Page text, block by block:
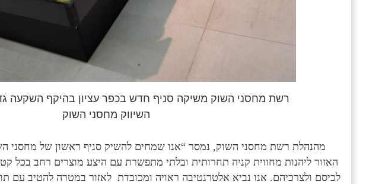
רשת מחסני השוק משיקה סניף חדש בכפר עציון בהיקף השקעה
השיווק מחסני השוק
מהנהלת רשת מחסני השוק, נמסר “אנו שמחים להשיק סניף ראשון של מחסני
האזור ליהנות מחווית קניה תחרותית ובלתי מתפשרת עם היצע מוצרים רחב בכל
לכיסם ולצרכיהם. אנו נביא אלטרנטיבה ראויה ומכובדת לאזור במטרה להטיב עם